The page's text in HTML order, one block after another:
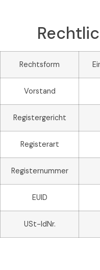
Rechtsform
Vorstand
Registergericht
Registerart
Registernummer
EUID
USt-IdNr.